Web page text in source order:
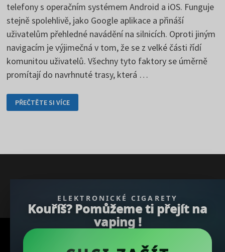
telefony s operačním systémem Android a iOS. Funguje
stejně spolehlivě, jako Google aplikace a přináší
uživatelům přehledné navádění na silnicích. Oproti jiným
navigacím je výjimečná v tom, že se z velké části řídí
komunitou uživatelů. Všechny tyto faktory se úměrně
promítají do navrhnuté trasy, která …
WAZE
VÁS
DOVEDE
PŘEČTĚTE SI VÍCE
ELEKTRONICKÉ CIGARETY
Kouříš? Pomůžeme ti přejít na
vaping !